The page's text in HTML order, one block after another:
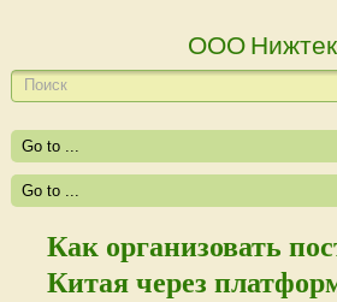
ООО
Как организовать
Китая через